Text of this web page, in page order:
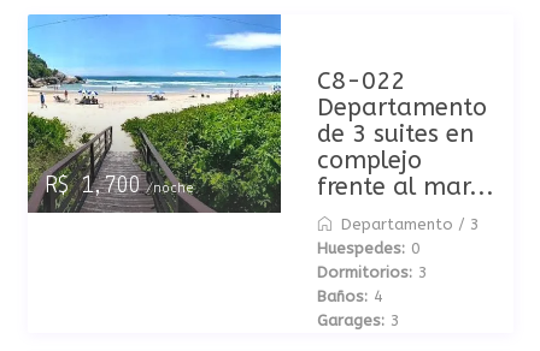
R$ 1,700/noche
C8-022
Departamento
de 3 suites en
complejo
frente al mar...
Departamento / 3
Huespedes: 0
Dormitorios: 3
Baños: 4
Garages: 3